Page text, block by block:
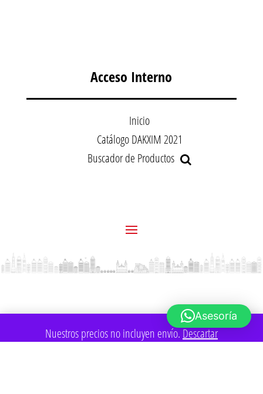
Nuestros precios no incluyen envío. Descartar
Acceso Interno
Inicio
Catálogo DAKXIM 2021
Buscador de Productos
Asesoría